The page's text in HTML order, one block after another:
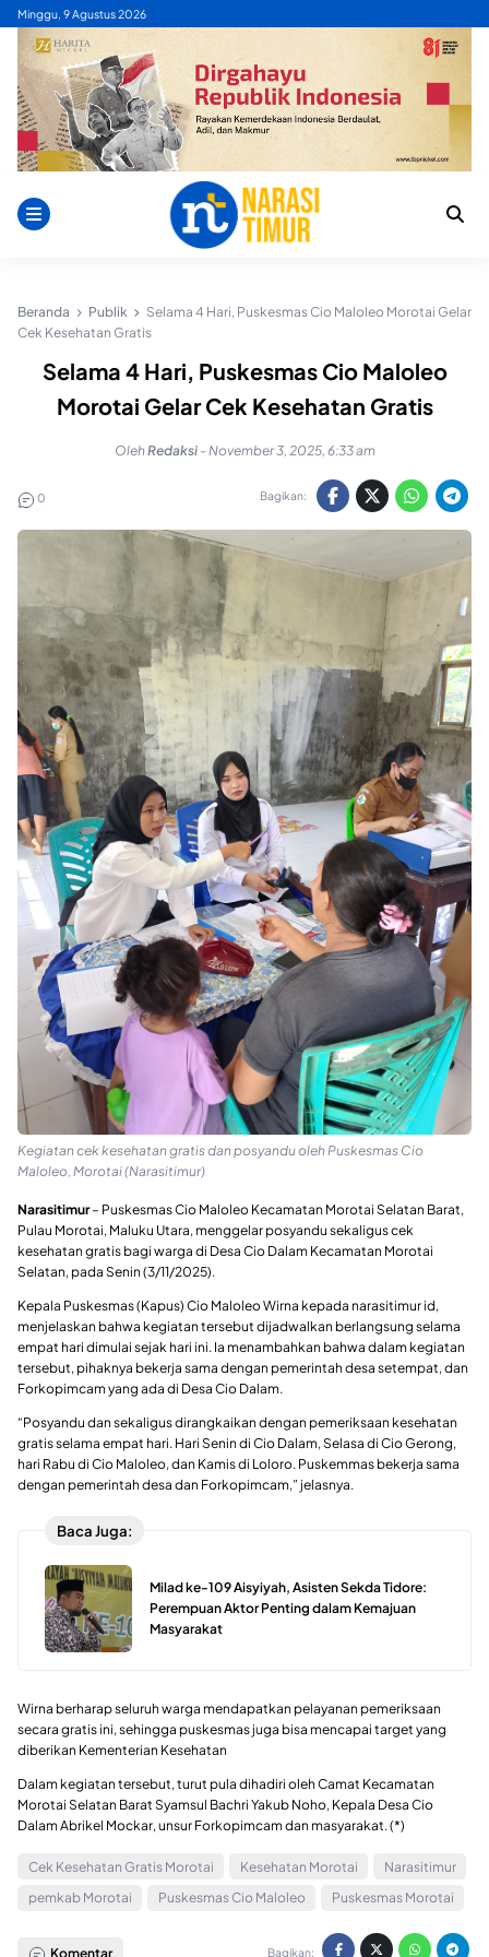
Skip
content
Minggu, 9 Agustus 2026
Beranda Publik
Selama 4 Hari, Puskesmas Cio Maloleo Morotai Gelar
Cek Kesehatan Gratis
Selama 4 Hari, Puskesmas Cio Maloleo
Morotai Gelar Cek Kesehatan Gratis
OlehRedaksi - November 3, 2025, 6:33 am
0 Bagikan:
Kegiatan cek kesehatan gratis dan posyandu oleh Puskesmas Cio
Maloleo, Morotai (Narasitimur)
Narasitimur– Puskesmas Cio Maloleo Kecamatan Morotai Selatan Barat,
Pulau Morotai, Maluku Utara, menggelar posyandu sekaligus cek
kesehatan gratis bagi warga di Desa Cio Dalam Kecamatan Morotai
Selatan, pada Senin (3/11/2025).
Kepala Puskesmas (Kapus) Cio Maloleo Wirna kepada narasitimur id,
menjelaskan bahwa kegiatan tersebut dijadwalkan berlangsung selama
empat hari dimulai sejak hari ini. Ia menambahkan bahwa dalam kegiatan
tersebut, pihaknya bekerja sama dengan pemerintah desa setempat, dan
Forkopimcam yang ada di Desa Cio Dalam.
“Posyandu dan sekaligus dirangkaikan dengan pemeriksaan kesehatan
gratis selama empat hari. Hari Senin di Cio Dalam, Selasa di Cio Gerong,
hari Rabu di Cio Maloleo, dan Kamis di Loloro. Puskemmas bekerja sama
dengan pemerintah desa dan Forkopimcam,” jelasnya.
Baca Juga:
Milad ke-109 Aisyiyah, Asisten Sekda Tidore:
Perempuan Aktor Penting dalam Kemajuan
Masyarakat
Wirna berharap seluruh warga mendapatkan pelayanan pemeriksaan
secara gratis ini, sehingga puskesmas juga bisa mencapai target yang
diberikan Kementerian Kesehatan
Dalam kegiatan tersebut, turut pula dihadiri oleh Camat Kecamatan
Morotai Selatan Barat Syamsul Bachri Yakub Noho, Kepala Desa Cio
Dalam Abrikel Mockar, unsur Forkopimcam dan masyarakat. (*)
Cek Kesehatan Gratis Morotai Kesehatan Morotai
Narasitimur
pemkab Morotai
Puskesmas Cio Maloleo Puskesmas Morotai
Komentar Bagikan: